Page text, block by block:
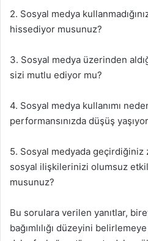
2. Sosyal medya
hissediyor musunuz?
3. Sosyal medya üzerinden
sizi mutlu ediyor mu?
4. Sosyal medya kullanımı
performansınızda düşüş
5. Sosyal medyada geçirdiğiniz
sosyal ilişkilerinizi olumsuz
musunuz?
Bu sorulara verilen yanıtlar,
bağımlılığı düzeyini